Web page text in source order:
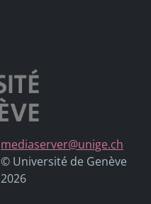
mediaserver@unige.ch
© Université de Genève
2026